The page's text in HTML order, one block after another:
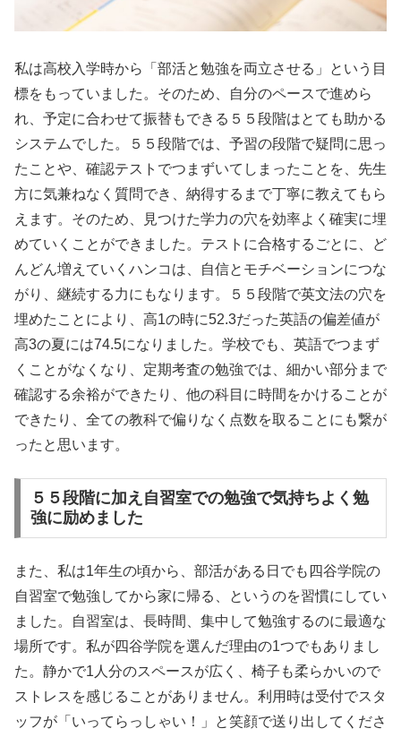
私は高校入学時から「部活と勉強を両立させる」という目
標をもっていました。そのため、自分のペースで進めら
れ、予定に合わせて振替もできる５５段階はとても助かる
システムでした。５５段階では、予習の段階で疑問に思っ
たことや、確認テストでつまずいてしまったことを、先生
方に気兼ねなく質問でき、納得するまで丁寧に教えてもら
えます。そのため、見つけた学力の穴を効率よく確実に埋
めていくことができました。テストに合格するごとに、ど
んどん増えていくハンコは、自信とモチベーションにつな
がり、継続する力にもなります。５５段階で英文法の穴を
埋めたことにより、高1の時に52.3だった英語の偏差値が
高3の夏には74.5になりました。学校でも、英語でつまず
くことがなくなり、定期考査の勉強では、細かい部分まで
確認する余裕ができたり、他の科目に時間をかけることが
できたり、全ての教科で偏りなく点数を取ることにも繋が
ったと思います。
５５段階に加え自習室での勉強で気持ちよく勉
強に励めました
また、私は1年生の頃から、部活がある日でも四谷学院の
自習室で勉強してから家に帰る、というのを習慣にしてい
ました。自習室は、長時間、集中して勉強するのに最適な
場所です。私が四谷学院を選んだ理由の1つでもありまし
た。静かで1人分のスペースが広く、椅子も柔らかいので
ストレスを感じることがありません。利用時は受付でスタ
ッフが「いってらっしゃい！」と笑顔で送り出してくださ